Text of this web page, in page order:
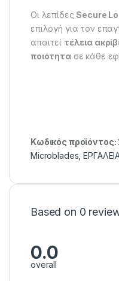
Οι λεπίδεςSecure
επιλογή για τον
απαιτεί τέλεια
ποιότητασε κάθε
Κωδικός προϊόντος:
Microblades ,
Based on 0
0.0
overall